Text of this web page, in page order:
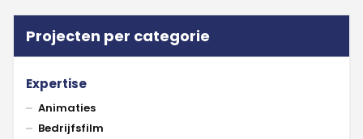
Projecten per categorie
Expertise
Animaties
Bedrijfsfilm